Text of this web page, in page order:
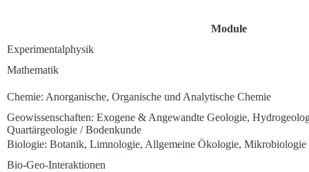
Module
Experimentalphysik
Mathematik
Chemie: Anorganische, Organische und Analytische Chemie
Geowissenschaften: Exogene & Angewandte Geologie,
Quartärgeologie / Bodenkunde
Biologie: Botanik, Limnologie, Allgemeine Ökologie, Mikrobiologie
Bio-Geo-Interaktionen